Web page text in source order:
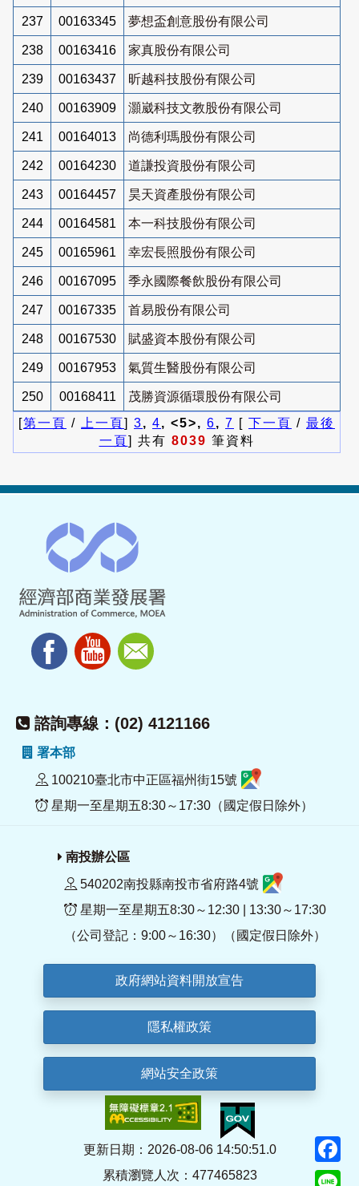
237 00163345 夢想盃創意股份有限公司
238 00163416 家真股份有限公司
239 00163437 昕越科技股份有限公司
240 00163909 灝崴科技文教股份有限公司
241 00164013 尚德利瑪股份有限公司
242 00164230 道謙投資股份有限公司
243 00164457 昊天資產股份有限公司
244 00164581 本一科技股份有限公司
245 00165961 幸宏長照股份有限公司
246 00167095 季永國際餐飲股份有限公司
247 00167335 首易股份有限公司
248 00167530 賦盛資本股份有限公司
249 00167953 氣質生醫股份有限公司
250 00168411
茂勝資源循環股份有限公司
[第一頁 / 上一頁] 3, 4, <5>, 6, 7 [ 下一頁 / 最後
一頁] 共有 8039 筆資料
諮詢專線：(02) 4121166
署本部
100210臺北市中正區福州街15號
星期一至星期五8:30～17:30（國定假日除外）
南投辦公區
540202南投縣南投市省府路4號
星期一至星期五8:30～12:30 | 13:30～17:30
（公司登記：9:00～16:30）（國定假日除外）
政府網站資料開放宣告
隱私權政策
網站安全政策
更新日期：2026-08-06 14:50:51.0
累積瀏覽人次：477465823